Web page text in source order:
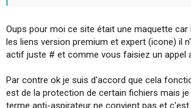
Oups pour moi ce site était une maquette car
les liens version premium et expert (icone) il
actif juste # et comme vous faisiez un appel
Par contre ok je suis d'accord que cela
est de la protection de certain fichiers mais je
terme anti-aspirateur ne convient pas et c'est